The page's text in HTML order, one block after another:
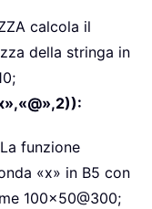
calcola il
della stringa in
funzione
«x» in B5 con
100x50@300;